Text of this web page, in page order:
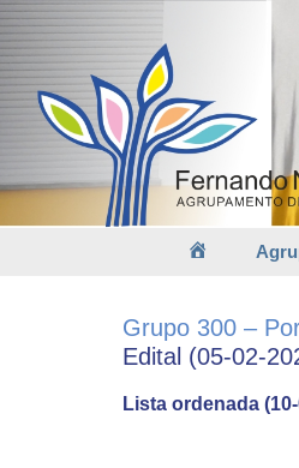
Grupo 300 –
Edital (05-02-
Lista ordenada